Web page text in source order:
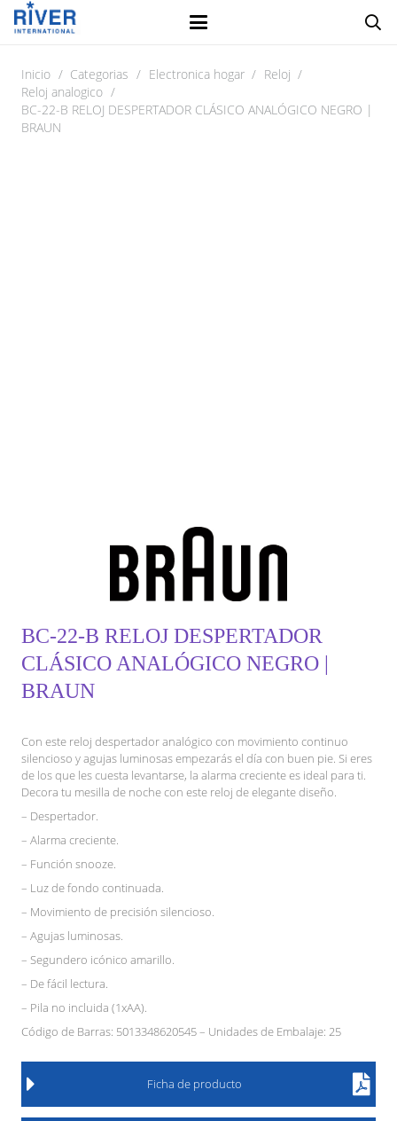
Inicio / Categorias / Electronica hogar / Reloj /
Reloj analogico /
BC-22-B RELOJ DESPERTADOR CLÁSICO ANALÓGICO NEGRO |
BRAUN
BC-22-B RELOJ DESPERTADOR
CLÁSICO ANALÓGICO NEGRO |
BRAUN
Con este reloj despertador analógico con movimiento continuo
silencioso y agujas luminosas empezarás el día con buen pie. Si eres
de los que les cuesta levantarse, la alarma creciente es ideal para ti.
Decora tu mesilla de noche con este reloj de elegante diseño.
– Despertador.
– Alarma creciente.
– Función snooze.
– Luz de fondo continuada.
– Movimiento de precisión silencioso.
– Agujas luminosas.
– Segundero icónico amarillo.
– De fácil lectura.
– Pila no incluida (1xAA).
Código de Barras: 5013348620545 – Unidades de Embalaje: 25
Ficha de producto